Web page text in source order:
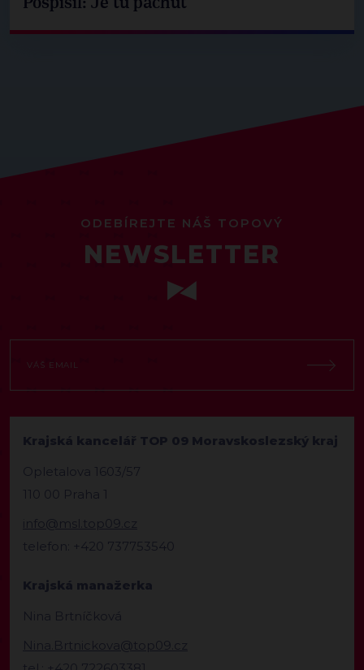
ODEBÍREJTE NÁŠ TOPOVÝ
NEWSLETTER
Krajská kancelář TOP 09 Moravskoslezský kraj
Opletalova 1603/57
110 00 Praha 1
info@msl.top09.cz
telefon: +420 737753540
Krajská manažerka
Nina Brtníčková
Nina.Brtnickova@top09.cz